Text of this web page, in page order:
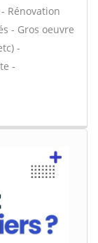
Rénovation
- Gros oeuvre
-
-